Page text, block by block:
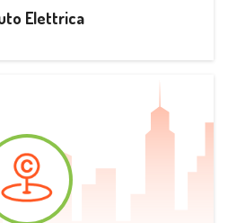
Elettrica